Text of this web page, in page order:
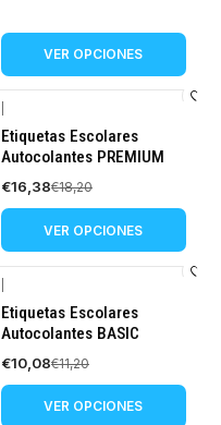
VER OPCIONES
-10%
OFF
Etiquetas Escolares
Autocolantes PREMIUM
€16,38€18,20
VER OPCIONES
-10%
OFF
Etiquetas Escolares
Autocolantes BASIC
€10,08€11,20
VER OPCIONES